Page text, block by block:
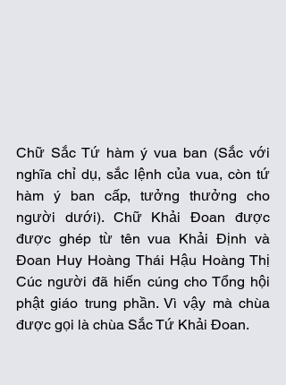
Chữ Sắc Tứ hàm ý vua ban (Sắc với
nghĩa chỉ dụ, sắc lệnh của vua, còn tứ
hàm ý ban cấp, tưởng thưởng cho
người dưới). Chữ Khải Đoan được
được ghép từ tên vua Khải Định và
Đoan Huy Hoàng Thái Hậu Hoàng Thị
Cúc người đã hiến cúng cho Tổng hội
phật giáo trung phần. Vì vậy mà chùa
được gọi là chùa Sắc Tứ Khải Đoan.